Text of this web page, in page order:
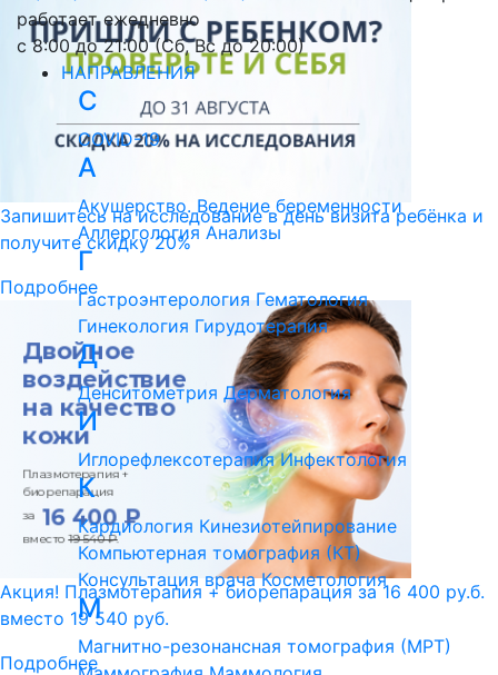
Запишитесь на исследование в день визита ребёнка и
получите скидку 20%
Подробнее
Акция! Плазмотерапия + биорепарация за 16 400 ру.б.
вместо 19 540 руб.
Подробнее
работает ежедневно
с 8:00 до 21:00 (Сб, Вс до 20:00)
НАПРАВЛЕНИЯ
C
COVID-19
А
Акушерство. Ведение беременности
Аллергология Анализы
Г
Гастроэнтерология Гематология
Гинекология Гирудотерапия
Д
Денситометрия Дерматология
И
Иглорефлексотерапия Инфектология
К
Кардиология Кинезиотейпирование
Компьютерная томография (КТ)
Консультация врача Косметология
М
Магнитно-резонансная томография (МРТ)